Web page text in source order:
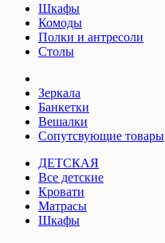
Шкафы
Комоды
Полки и антресоли
Столы
Зеркала
Банкетки
Вешалки
Сопутсвующие товары
ДЕТСКАЯ
Все детские
Кровати
Матрасы
Шкафы